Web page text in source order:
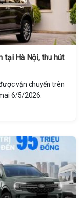
tại Hà Nội, thu hút
vận chuyển trên
6/5/2026.